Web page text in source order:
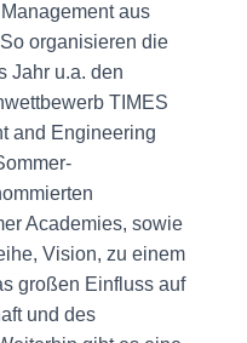
aus
organisieren die
Jahr u.a. den
TIMES
and Engineering
Academies, sowie
Vision, zu einem
großen Einfluss auf
und des